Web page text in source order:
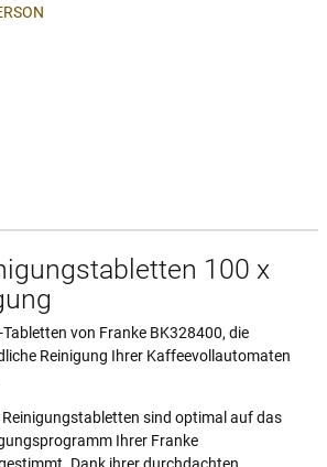
100 x
von Franke BK328400, die
Reinigung Ihrer Kaffeevollautomaten
sind optimal auf das
Ihrer Franke